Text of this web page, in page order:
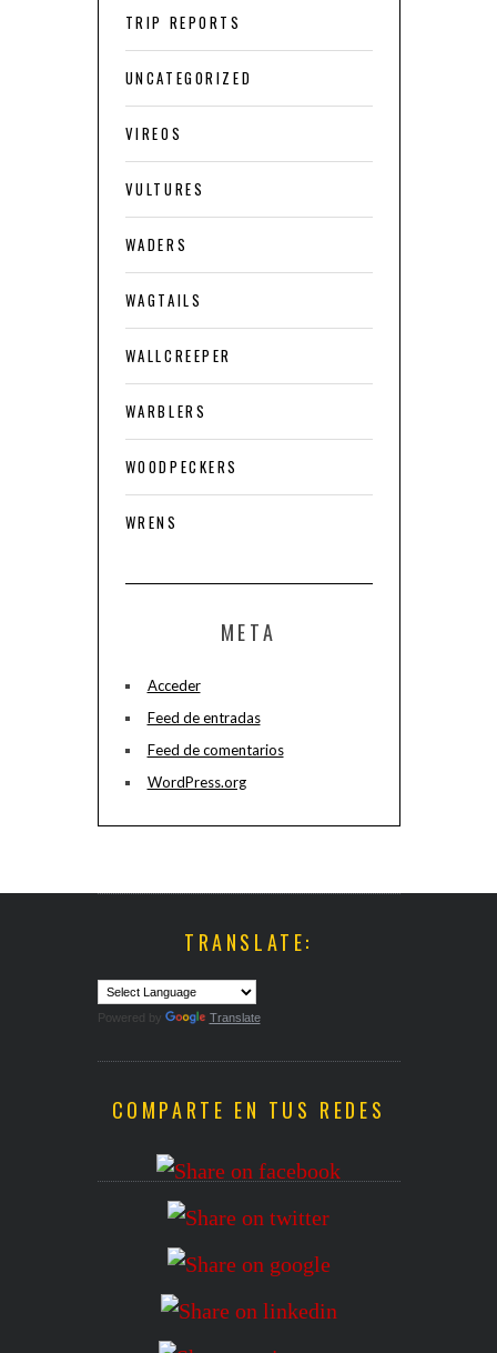
TRIP REPORTS
UNCATEGORIZED
VIREOS
VULTURES
WADERS
WAGTAILS
WALLCREEPER
WARBLERS
WOODPECKERS
WRENS
META
Acceder
Feed de entradas
Feed de comentarios
WordPress.org
TRANSLATE:
Powered by Translate
COMPARTE EN TUS REDES